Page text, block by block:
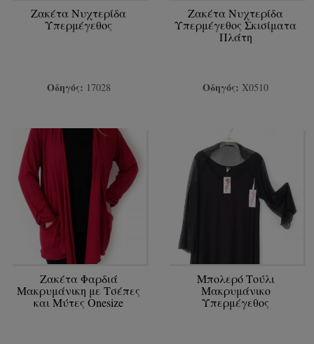
Ζακέτα Νυχτερίδα
Υπερμέγεθος
Οδηγός: 17028
Ζακέτα Νυχτερίδα
Υπερμέγεθος Σκισίματα
Πλάτη
Οδηγός: Χ0510
Ζακέτα Φαρδιά
Μακρυμάνικη με Τσέπες
και Μύτες Onesize
Μπολερό Τούλι
Μακρυμάνικο
Υπερμέγεθος